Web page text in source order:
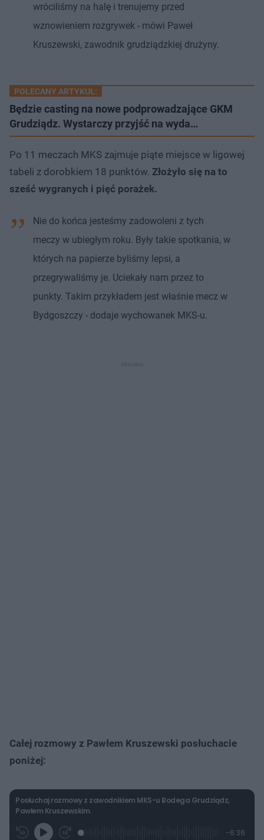
wróciliśmy na halę i trenujemy przed
wznowieniem rozgrywek - mówi Paweł
Kruszewski, zawodnik grudziądzkiej drużyny.
POLECANY ARTYKUŁ:
Będzie casting na nowe podprowadzające GKM
Grudziądz. Wystarczy przyjść na wyda…
Po 11 meczach MKS zajmuje piąte miejsce w ligowej
tabeli z dorobkiem 18 punktów. Złożyło się na to
sześć wygranych i pięć porażek.
Nie do końca jesteśmy zadowoleni z tych
meczy w ubiegłym roku. Były takie spotkania, w
których na papierze byliśmy lepsi, a
przegrywaliśmy je. Uciekały nam przez to
punkty. Takim przykładem jest właśnie mecz w
Bydgoszczy - dodaje wychowanek MKS-u.
Całej rozmowy z Pawłem Kruszewski posłuchacie
poniżej:
Posłuchaj rozmowy z zawodnikiem MKS-u Bodega Grudziądz,
Pawłem Kruszewskim.
G
P
P-6:36